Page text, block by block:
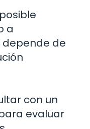
a
de
con un
evaluar